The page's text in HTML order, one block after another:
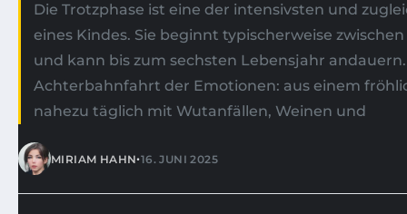
Die Trotzphase ist eine der intensivsten und
eines Kindes. Sie beginnt typischerweise
und kann bis zum sechsten Lebensjahr
Achterbahnfahrt der Emotionen: aus einem
nahezu täglich mit Wutanfällen, Weinen und
MIRIAM HAHN•16. JUNI 2025